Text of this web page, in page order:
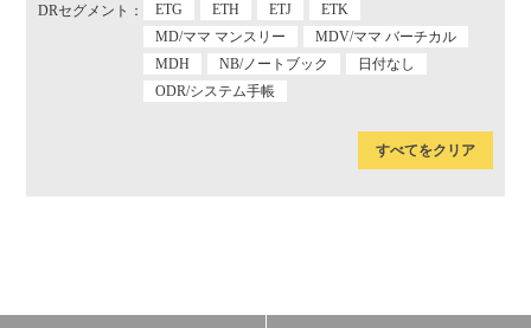
DRセグメント：
ETG
ETH ETJ
ETK
MD/ママ マンスリー
MDV/ママ バーチカル
MDH
NB/ノートブック
日付なし
ODR/システム手帳
すべてをクリア